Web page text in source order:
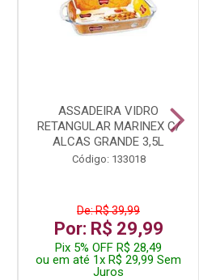
ASSADEIRA VIDRO
RETANGULAR MARINEX C/
ALCAS GRANDE 3,5L
Código: 133018
De: R$ 39,99
Por: R$ 29,99
Pix 5% OFF R$ 28,49
ou em até 1x R$ 29,99 Sem
Juros